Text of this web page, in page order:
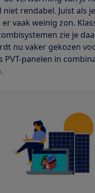
niet rendabel. Juist als
vaak weinig zon.
zie je
nu vaker gekozen
PVT-panelen in